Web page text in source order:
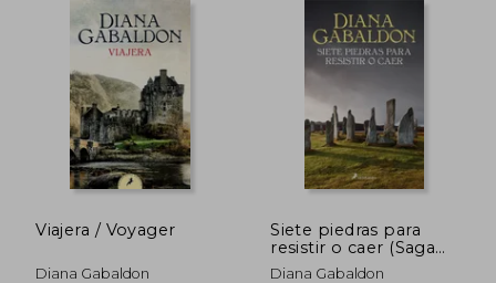
Viajera / Voyager
Diana Gabaldon
Siete piedras para
resistir o caer (Saga
Claire Randall)
Diana Gabaldon